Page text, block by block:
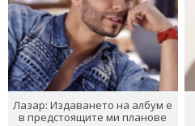
Лазар: Издаването на албум е
в предстоящите ми планове